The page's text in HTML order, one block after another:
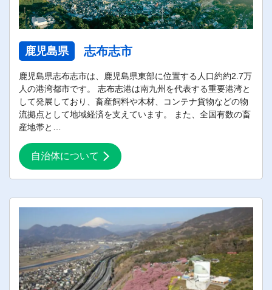
鹿児島県 志布志市
鹿児島県志布志市は、鹿児島県東部に位置する人口約約2.7万
人の港湾都市です。 志布志港は南九州を代表する重要港湾と
して発展しており、畜産飼料や木材、コンテナ貨物などの物
流拠点として地域経済を支えています。 また、全国有数の畜
産地帯と…
自治体について